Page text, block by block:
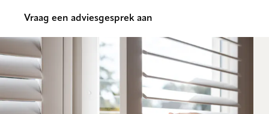
Vraag een adviesgesprek aan